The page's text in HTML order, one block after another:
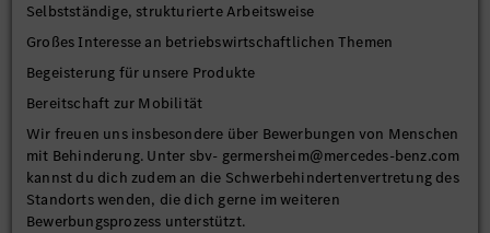
Selbstständige, strukturierte Arbeitsweise
Großes Interesse an betriebswirtschaftlichen Themen
Begeisterung für unsere Produkte
Bereitschaft zur Mobilität
Wir freuen uns insbesondere über Bewerbungen von Menschen
mit Behinderung. Unter sbv- germersheim@mercedes-benz.com
kannst du dich zudem an die Schwerbehindertenvertretung des
Standorts wenden, die dich gerne im weiteren
Bewerbungsprozess unterstützt.